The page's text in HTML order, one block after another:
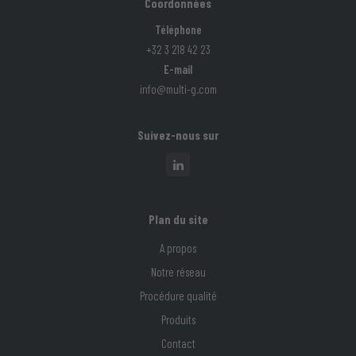
Coordonnées
Téléphone
+32 3 218 42 23
E-mail
info@multi-g.com
Suivez-nous sur
Plan du site
A propos
Notre réseau
Procédure qualité
Produits
Contact